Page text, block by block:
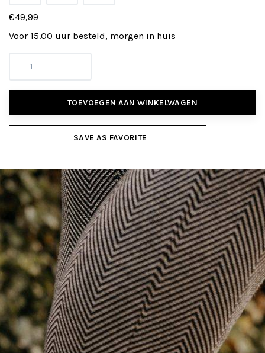
€49,99
Voor 15.00 uur besteld, morgen in huis
TOEVOEGEN AAN WINKELWAGEN
SAVE AS FAVORITE